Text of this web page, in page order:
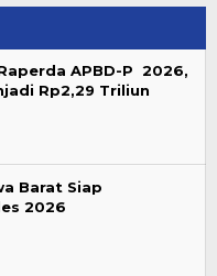
APBD-P 2026,
Rp2,29 Triliun
Barat Siap
2026